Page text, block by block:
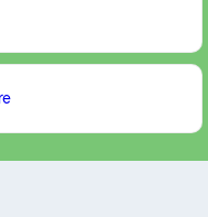
ventana en l...